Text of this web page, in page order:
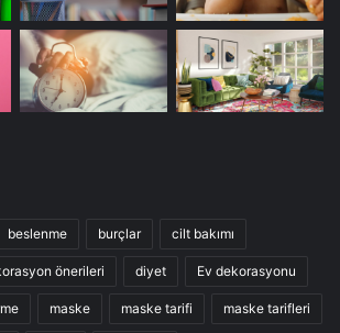
beslenme burçlar cilt bakımı
önerileri diyet Ev dekorasyonu
maske maske tarifi maske tarifleri